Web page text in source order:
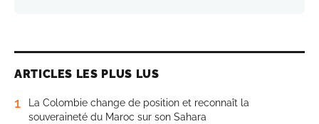
ARTICLES LES PLUS LUS
1
La Colombie change de position et reconnaît la
souveraineté du Maroc sur son Sahara